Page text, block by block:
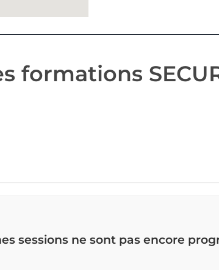
formations
sessions ne sont pas encore